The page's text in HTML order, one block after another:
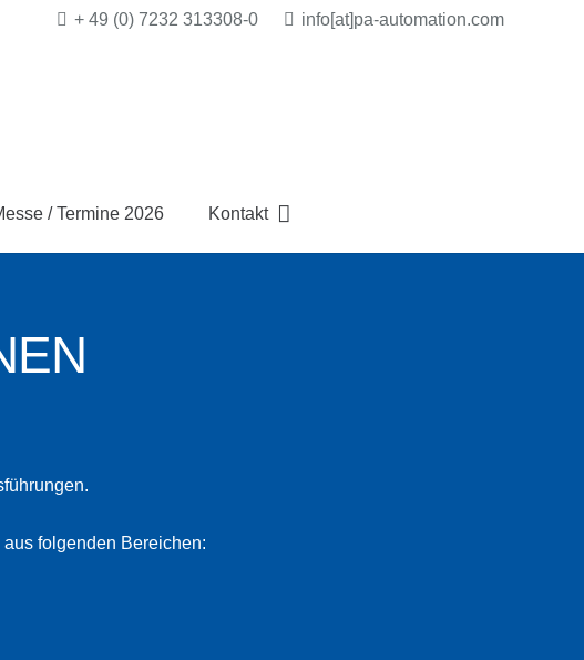
+ 49 (0) 7232 313308-0 info[at]pa-automation.com
/ Termine 2026 Kontakt
folgenden Bereichen: